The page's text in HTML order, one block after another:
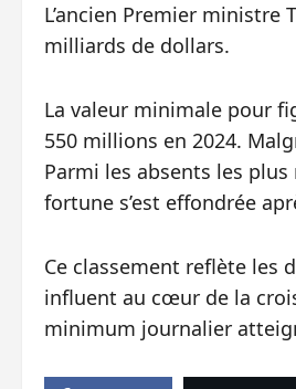
L’ancien Premier ministre
milliards de dollars.
La valeur minimale pour
550 millions en 2024.
Parmi les absents les
fortune s’est effondrée
Ce classement reflète les
influent au cœur de la
minimum journalier